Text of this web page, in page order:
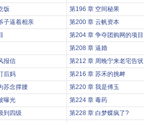
饭
第196 章 空间秘果
子逼着相亲
第200 章 云帆资本
第204 章 争夺团购网的项目
第208 章 逼婚
报信
第212 章 周晚宁来老宅告状
后妈
第216 章 苏禾的挑衅
苏念撑腰
第220 章 我是傅玉
曝光
第224 章 毒药
到四级
第228 章 白梦蝶疯了?